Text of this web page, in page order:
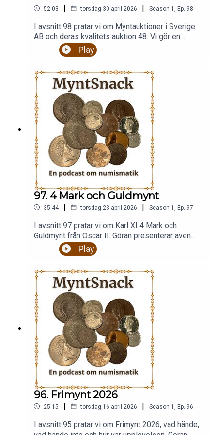
52:03 | torsdag 30 april 2026 | Season 1 Ep. 98
I avsnitt 98 pratar vi om Myntauktioner i Sverige
AB och deras kvalitets auktion 48. Vi gör en
enklare analys av auktionen. Göran presenterar
även veckans variant som vanligt. Bilder finns
där.Är du en inbiten myntsamlare med en stor
eller lite myntsamling eller du kanske bara är
intresserad av mynt och historia så är detta en
podcast för dig. Vi pratar om allt från vikingatid till
modena mynt och sedlar.Stort nöjeFölj oss på
Facebook, Instagram eller
Xmyntsnackpodd@gmail.com
Play
97. 4 Mark och Guldmynt
35:44 | torsdag 23 april 2026 | Season 1 , Ep. 97
I avsnitt 97 pratar vi om Karl XI 4 Mark och
Guldmynt från Oscar II. Göran presenterar även
veckans variant som vanligt. Bilder finns som
vanligt på Instagram och Facebook. Följ oss
där.Är du en inbiten myntsamlare med en stor
eller lite myntsamling eller du kanske bara är
intresserad av mynt och historia så är detta en
podcast för dig. Vi pratar om allt från vikingatid till
modena mynt och sedlar.Stort nöjeFölj oss på
Facebook, Instagram eller
Xmyntsnackpodd@gmail.com
Play
96. Frimynt 2026
25:15 | torsdag 16 april 2026 | Season 1 , Ep. 96
I avsnitt 95 pratar vi om Frimynt 2026, vad hände,